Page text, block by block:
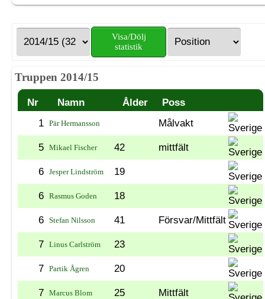
Visa/Dölj
statistik
Truppen 2014/15
Nr Namn Ålder
Poss
1 Pär Hermansson Målvakt
5 Mikael Fischer 42 mittfält
6 Jesper Lindström 19
6 Rasmus Goden 18
6 Stefan Nilsson 41 Försvar/Mittfält
7 Linus Carlström 23
7 Partik Ågren 20
7 Marcus Blom 25 Mittfält